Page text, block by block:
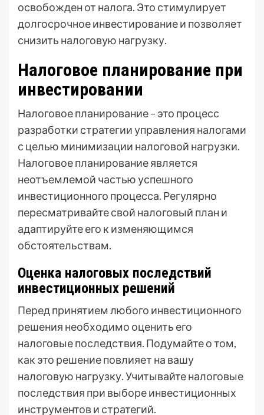
освобожден от налога. Это стимулирует
долгосрочное инвестирование и позволяет
снизить налоговую нагрузку.
Налоговое планирование при
инвестировании
Налоговое планирование – это процесс
разработки стратегии управления налогами
с целью минимизации налоговой нагрузки.
Налоговое планирование является
неотъемлемой частью успешного
инвестиционного процесса. Регулярно
пересматривайте свой налоговый план и
адаптируйте его к изменяющимся
обстоятельствам.
Оценка налоговых последствий
инвестиционных решений
Перед принятием любого инвестиционного
решения необходимо оценить его
налоговые последствия. Подумайте о том,
как это решение повлияет на вашу
налоговую нагрузку. Учитывайте налоговые
последствия при выборе инвестиционных
инструментов и стратегий.